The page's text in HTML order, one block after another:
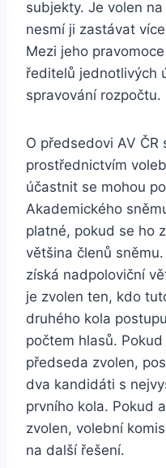
subjekty. Je volen
nesmí ji zastávat
Mezi jeho
ředitelů jednotlivých
spravování rozpočtu.
O předsedovi AV ČR
prostřednictvím
účastnit se mohou
Akademického
platné, pokud se ho
většina členů
získá nadpoloviční
je zvolen ten, kdo
druhého kola
počtem hlasů.
předseda zvolen,
dva kandidáti s
prvního kola. Pokud
zvolen, volební
na další řešení.